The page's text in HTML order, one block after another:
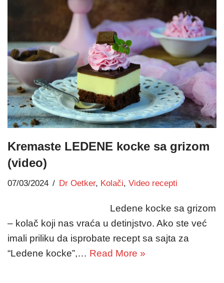
Kremaste LEDENE kocke sa grizom
(video)
07/03/2024 Dr Oetker, Kolači, Video recepti
Ledene kocke sa grizom
– kolač koji nas vraća u detinjstvo. Ako ste već
imali priliku da isprobate recept sa sajta za
“Ledene kocke”,… Read More »